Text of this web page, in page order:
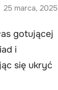
25 marca, 2025
gotującej
i
się ukryć